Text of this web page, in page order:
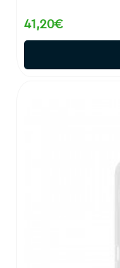
41,20€